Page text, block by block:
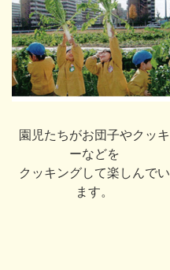
園児たちがお団子やクッキ
ーなどを
クッキングして楽しんでい
ます。